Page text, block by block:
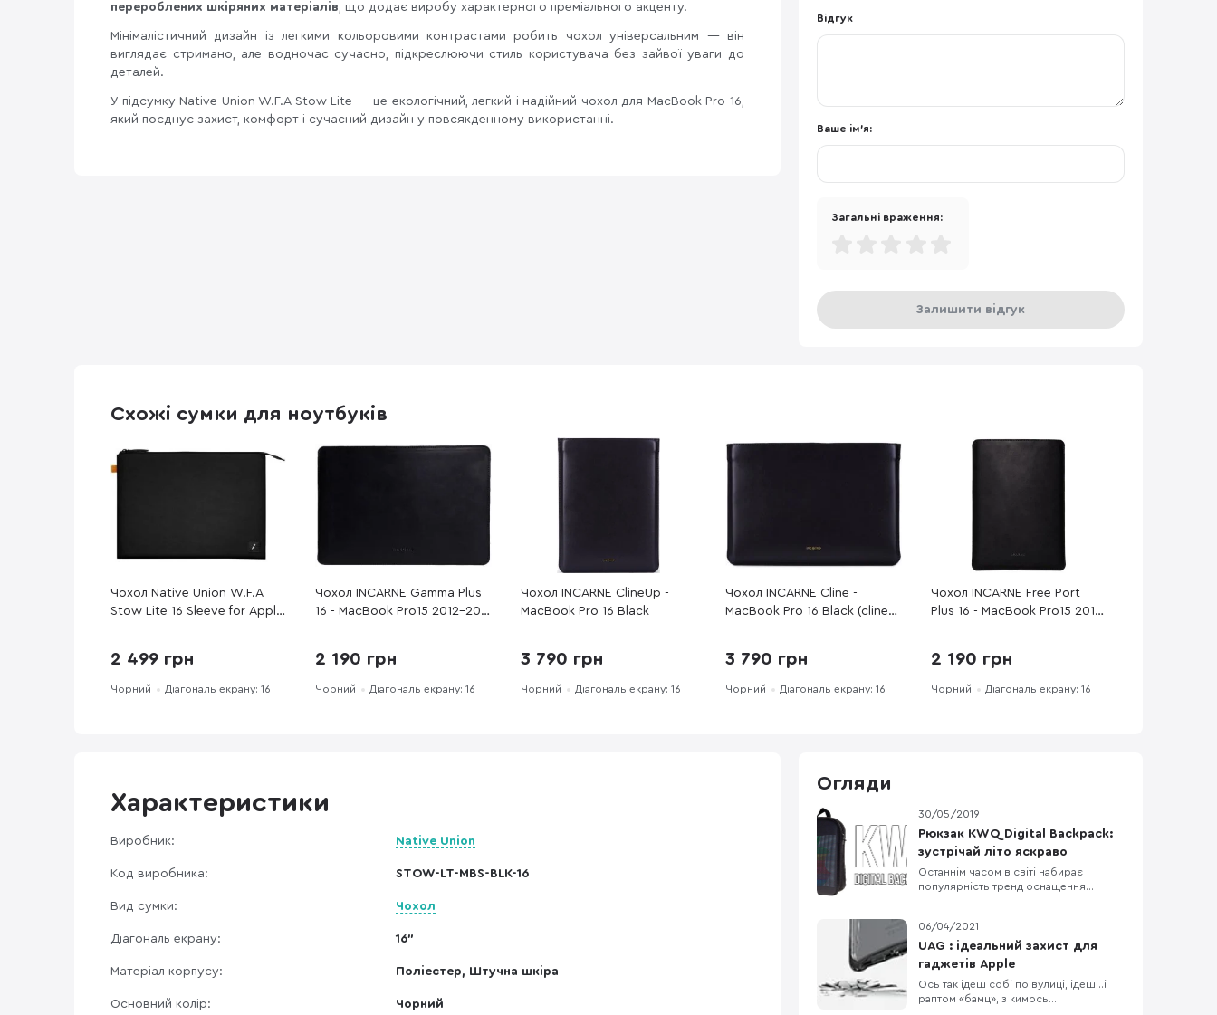
перероблених шкіряних матеріалів, що додає виробу характерного преміального акценту.
Мінімалістичний дизайн із легкими кольоровими контрастами робить чохол універсальним — він
виглядає стримано, але водночас сучасно, підкреслюючи стиль користувача без зайвої уваги до
деталей.
У підсумку Native Union W.F.A Stow Lite — це екологічний, легкий і надійний чохол для MacBook Pro 16,
який поєднує захист, комфорт і сучасний дизайн у повсякденному використанні.
Відгук
Ваше ім'я:
Загальні враження:
Залишити відгук
Схожі сумки для ноутбуків
Чохол Native Union W.F.A
Stow Lite 16 Sleeve for Apple
2 499 грн
Чорний Діагональ екрану: 16
Чохол INCARNE Gamma Plus
16 - MacBook Pro15 2012-2015
2 190 грн
Чорний Діагональ екрану: 16
Чохол INCARNE ClineUp -
MacBook Pro 16 Black
3 790 грн
Чорний Діагональ екрану: 16
Чохол INCARNE Cline -
MacBook Pro 16 Black (cline-
3 790 грн
Чорний Діагональ екрану: 16
Чохол INCARNE Free Port
Plus 16 - MacBook Pro15 2012-
2 190 грн
Чорний Діагональ екрану: 16
Характеристики
Виробник: Native Union
Код виробника: STOW-LT-MBS-BLK-16
Вид сумки: Чохол
Діагональ екрану: 16"
Матеріал корпусу: Поліестер, Штучна шкіра
Основний колір: Чорний
Огляди
30/05/2019
Рюкзак KWQ Digital Backpack:
зустрічай літо яскраво
Останнім часом в світі набирає
популярність тренд оснащення
брендової сумки Louis Vuitton з
вбудованими OLED-дисплеями, а на
виставці MWC 2019 був представлений
“смартфон” Nubia Alpha, який може
одягатися на руку. Із впевненістю
можу ска
06/04/2021
UAG : ідеальний захист для
гаджетів Apple
Ось так ідеш собі по вулиці, ідеш…і
раптом «бамц», з кимось